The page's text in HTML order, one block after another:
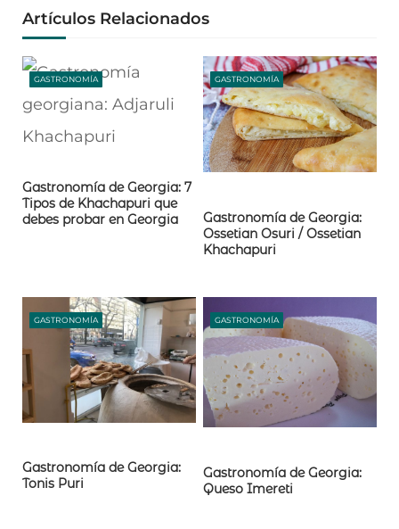
Artículos Relacionados
GASTRONOMÍA
Gastronomía de Georgia: 7
Tipos de Khachapuri que
debes probar en Georgia
GASTRONOMÍA
Gastronomía de Georgia:
Ossetian Osuri / Ossetian
Khachapuri
GASTRONOMÍA
Gastronomía de Georgia:
Tonis Puri
GASTRONOMÍA
Gastronomía de Georgia:
Queso Imereti